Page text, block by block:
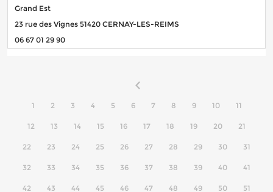
Grand Est
23 rue des Vignes 51420 CERNAY-LES-REIMS
06 67 01 29 90
1 2 3 4 5 6 7 8 9 10 11
12 13 14 15 16 17 18 19 20 21
22 23 24 25 26 27 28 29 30 31
32 33 34 35 36 37 38 39 40 41
42 43 44 45 46 47 48 49 50 51